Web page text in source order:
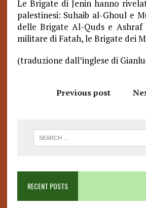
Le Brigate di Jenin hanno
palestinesi: Suhaib al-Ghoul e
delle Brigate Al-Quds e Ashraf
militare di Fatah, le Brigate dei
(traduzione dall’inglese di
Previous post
RECENT POSTS